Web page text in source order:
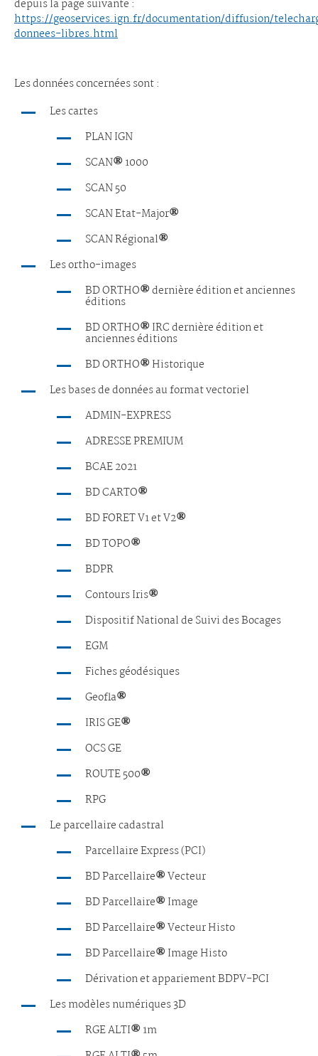
depuis la page suivante :
https://geoservices.ign.fr/documentation/diffusion/
donnees-libres.html
Les données concernées sont :
Les cartes
PLAN IGN
SCAN®1000
SCAN 50
SCAN Etat-Major®
SCAN Régional®
Les ortho-images
BD ORTHO®dernière édition et anciennes
éditions
BD ORTHO®IRC dernière édition et
anciennes éditions
BD ORTHO®Historique
Les bases de données au format vectoriel
ADMIN-EXPRESS
ADRESSE PREMIUM
BCAE 2021
BD CARTO®
BD FORET V1 et V2®
BD TOPO®
BDPR
Contours Iris®
Dispositif National de Suivi des Bocages
EGM
Fiches géodésiques
Geofla®
IRIS GE®
OCS GE
ROUTE 500®
RPG
Le parcellaire cadastral
Parcellaire Express (PCI)
BD Parcellaire®Vecteur
BD Parcellaire®Image
BD Parcellaire®Vecteur Histo
BD Parcellaire®Image Histo
Dérivation et appariement BDPV-PCI
Les modèles numériques 3D
RGE ALTI®1m